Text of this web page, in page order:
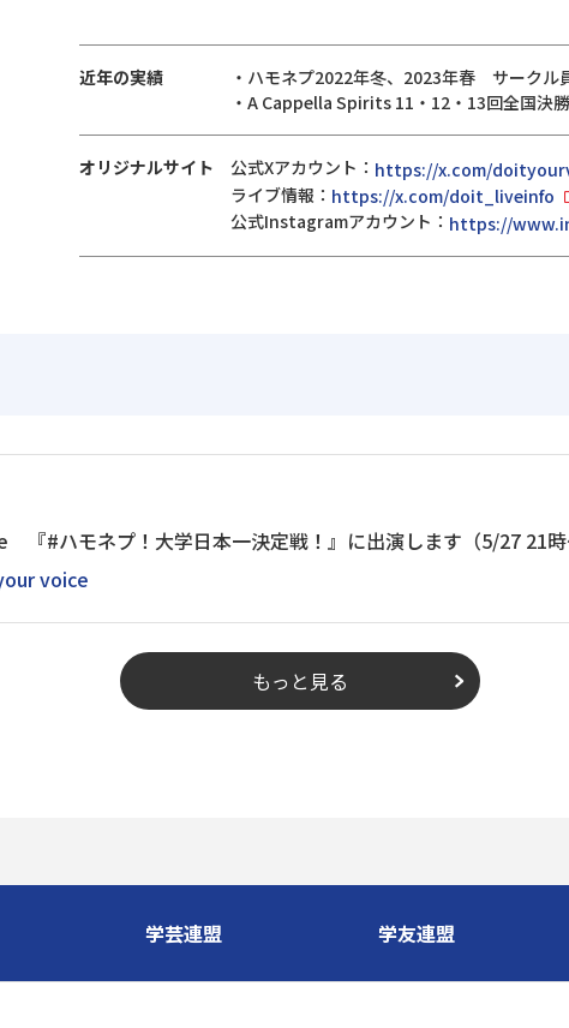
近年の実績
・ハモネプ2022年冬、2023年春 サークル
・A Cappella Spirits 11・12・13回全国決
オリジナルサイト 公式Xアカウント： https://x.com/
ライブ情報： https://x.com/doit_liveinfo
公式Instagramアカウント： https://
『#ハモネプ！大学日本一決定戦！』に出演します（5/27 21
voice
もっと見る
学芸連盟 学友連盟